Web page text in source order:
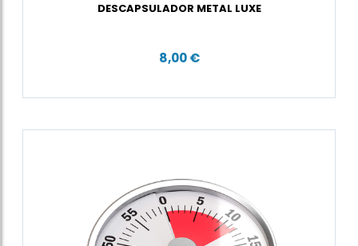
DESCAPSULADOR METAL LUXE
8,00 €